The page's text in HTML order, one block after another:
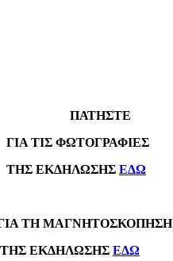
ΠΑΤΗΣΤΕ
ΤΙΣ ΦΩΤΟΓΡΑΦΙΕΣ
ΕΚΔΗΛΩΣΗΣ ΕΔΩ
ΤΗ ΜΑΓΝΗΤΟΣΚΟΠΗΣΗ
ΕΚΔΗΛΩΣΗΣ ΕΔΩ